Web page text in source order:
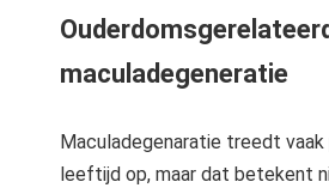
maculadegeneratie
Maculadegenaratie treedt
leeftijd op, maar dat betekent